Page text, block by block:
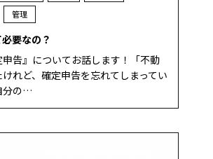
管理
要なの？
告』についてお話します！「不動
れど、確定申告を忘れてしまってい
の…